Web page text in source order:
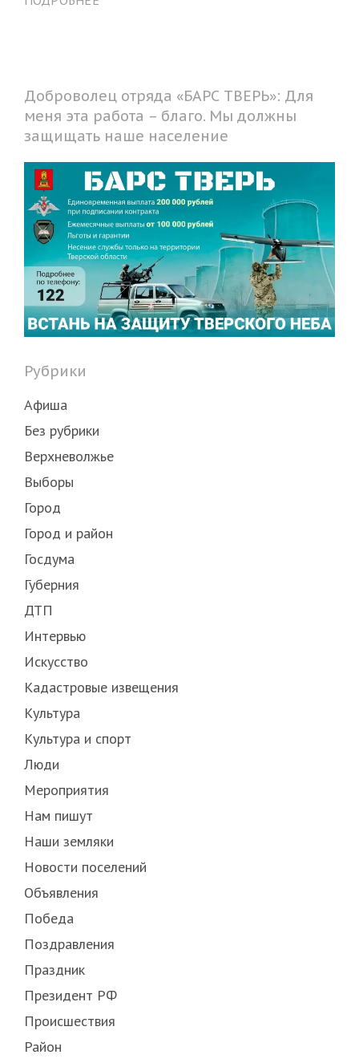
Доброволец отряда «БАРС ТВЕРЬ»: Для
меня эта работа – благо. Мы должны
защищать наше население
Рубрики
Афиша
Без рубрики
Верхневолжье
Выборы
Город
Город и район
Госдума
Губерния
ДТП
Интервью
Искусство
Кадастровые извещения
Культура
Культура и спорт
Люди
Мероприятия
Нам пишут
Наши земляки
Новости поселений
Объявления
Победа
Поздравления
Праздник
Президент РФ
Происшествия
Район